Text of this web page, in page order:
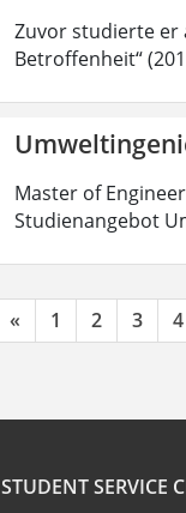
Zuvor studierte er
Betroffenheit“
Master of
Studienangebot
« 1 2 3 4
STUDENT SERVICE